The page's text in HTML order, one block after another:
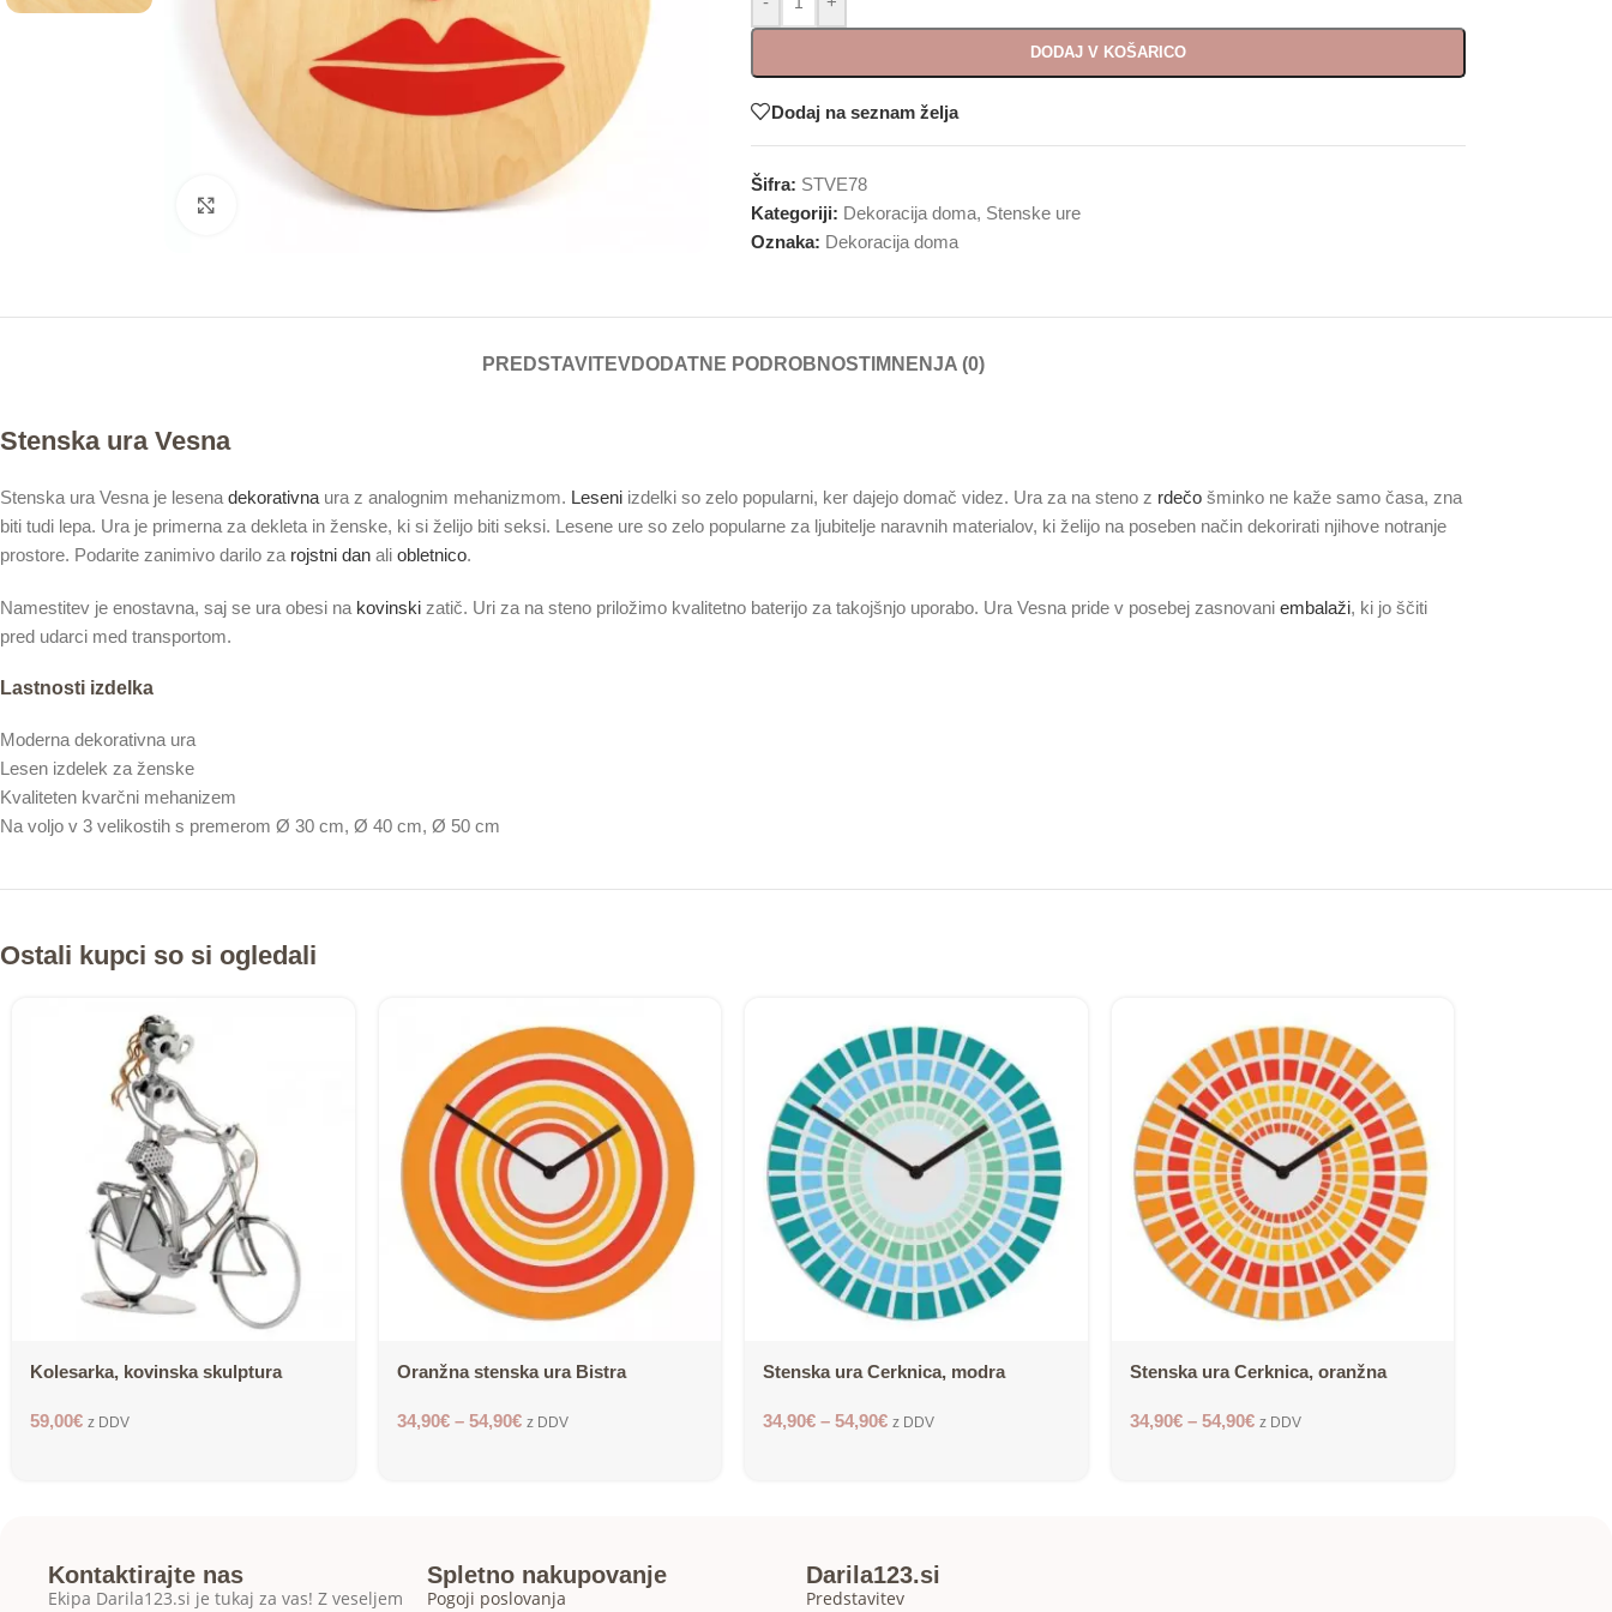
Click to enlarge
DODAJ V KOŠARICO
Dodaj na seznam želja
Šifra: STVE78
Kategoriji: Dekoracija doma, Stenske ure
Oznaka: Dekoracija doma
PREDSTAVITEVDODATNE PODROBNOSTI MNENJA (0)
Stenska ura Vesna
Stenska ura Vesna je lesena dekorativna ura z analognim mehanizmom. Leseni izdelki so zelo popularni, ker dajejo domač videz. Ura za na steno z rdečo šminko ne kaže samo časa, zna
biti tudi lepa. Ura je primerna za dekleta in ženske, ki si želijo biti seksi. Lesene ure so zelo popularne za ljubitelje naravnih materialov, ki želijo na poseben način dekorirati njihove notranje
prostore. Podarite zanimivo darilo za rojstni dan ali obletnico.
Namestitev je enostavna, saj se ura obesi na kovinski zatič. Uri za na steno priložimo kvalitetno baterijo za takojšnjo uporabo. Ura Vesna pride v posebej zasnovani embalaži, ki jo ščiti
pred udarci med transportom.
Lastnosti izdelka
Moderna dekorativna ura
Lesen izdelek za ženske
Kvaliteten kvarčni mehanizem
Na voljo v 3 velikostih s premerom Ø 30 cm, Ø 40 cm, Ø 50 cm
Ostali kupci so si ogledali
Kolesarka, kovinska skulptura
59,00€ z DDV
Oranžna stenska ura Bistra
34,90€ – 54,90€ z DDV
Stenska ura Cerknica, modra
34,90€ – 54,90€ z DDV
Stenska ura Cerknica, oranžna
34,90€ – 54,90€ z DDV
Kontaktirajte nas
Ekipa Darila123.si je tukaj za vas! Z veseljem
Spletno nakupovanje
Pogoji poslovanja
Darila123.si
Predstavitev